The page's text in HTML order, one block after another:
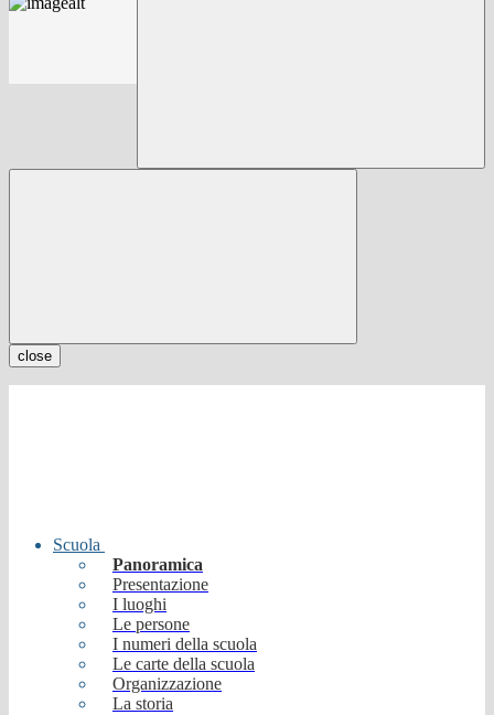
close
Scuola
Panoramica
Presentazione
I luoghi
Le persone
I numeri della scuola
Le carte della scuola
Organizzazione
La storia